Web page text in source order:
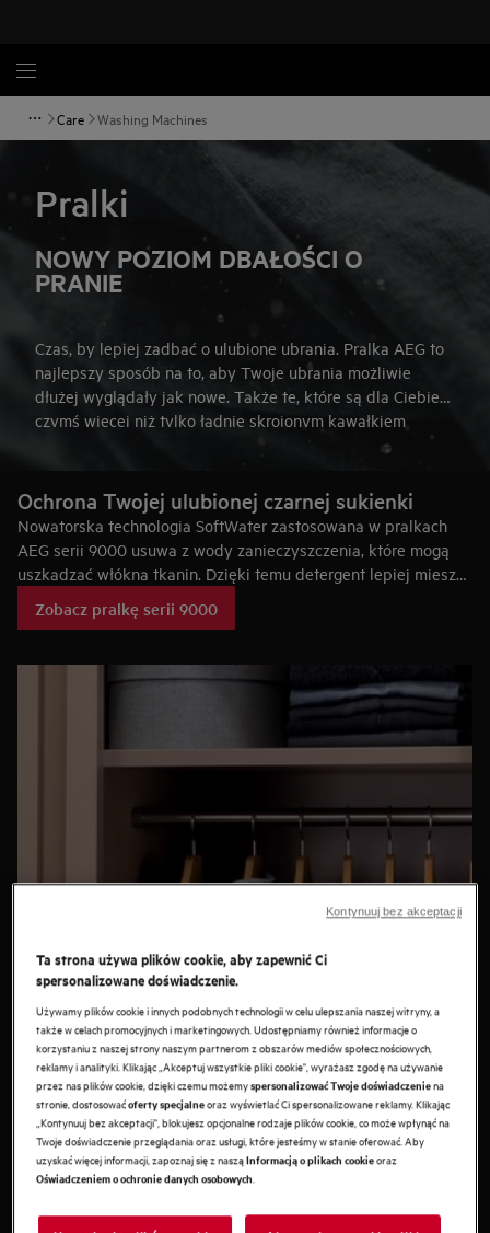
Care Washing Machines
Pralki
NOWY POZIOM DBAŁOŚCI O
PRANIE
Czas, by lepiej zadbać o ulubione ubrania. Pralka AEG to
najlepszy sposób na to, aby Twoje ubrania możliwie
dłużej wyglądały jak nowe. Także te, które są dla Ciebie
czymś więcej niż tylko ładnie skrojonym kawałkiem
Ochrona Twojej ulubionej czarnej sukienki
Nowatorska technologia SoftWater zastosowana w pralkach
AEG serii 9000 usuwa z wody zanieczyszczenia, które mogą
uszkadzać włókna tkanin. Dzięki temu detergent lepiej miesza
temperaturach. Delikatniejsze pranie tkanin zapewnia, że czerń
jak w dniu zakupu.
Zobacz pralkę serii 9000
Pielęgnacja bez kompromisów
Jeśli chodzi o pielęgnację Twoich ulubionych ubrań, nie
powinno być miejsca na kompromisy. Nasze pralki serii 9000
zostały tak zaprojektowane, aby efekty dokładnego prania w
temperaturze 60 stopni zapewniać już w temperaturze 30
stopni. Oddziałuje to w mniejszym stopniu na kolory, dlatego
pozostają żywe przez dłuższy czas.
Zobacz pralkę serii 9000
Ta strona używa plików cookie, aby zapewnić Ci
spersonalizowane doświadczenie.
Używamy plików cookie i innych podobnych technologii w celu ulepszania naszej witryny, a
także w celach promocyjnych i marketingowych. Udostępniamy również informacje o
korzystaniu z naszej strony naszym partnerom z obszarów mediów społecznościowych,
reklamy i analityki. Klikając „Akceptuj wszystkie pliki cookie", wyrażasz zgodę na używanie
przez nas plików cookie, dzięki czemu możemyspersonalizować Twoje doświadczeniena
stronie, dostosowaćoferty specjalneoraz wyświetlać Ci spersonalizowane reklamy. Klikając
„Kontynuuj bez akceptacji", blokujesz opcjonalne rodzaje plików cookie, co może wpłynąć na
Twoje doświadczenie przeglądania oraz usługi, które jesteśmy w stanie oferować. Aby
uzyskać więcej informacji, zapoznaj się z nasząInformacją o plikach cookieoraz
Oświadczeniem o ochronie danych osobowych.
Kontynuuj bez akceptacji